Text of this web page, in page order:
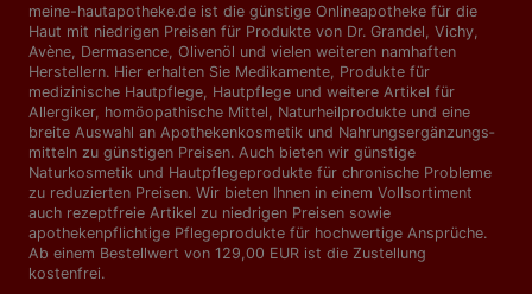
meine-hautapotheke.de ist die günstige Onlineapotheke für die
Haut mit niedrigen Preisen für Produkte von Dr. Grandel, Vichy,
Avène, Dermasence, Olivenöl und vielen weiteren namhaften
Herstellern. Hier erhalten Sie Medikamente, Produkte für
medizinische Hautpflege, Hautpflege und weitere Artikel für
Allergiker, homöopathische Mittel, Naturheilprodukte und eine
breite Auswahl an Apothekenkosmetik und Nahrungs­ergänzungs­
mitteln zu günstigen Preisen. Auch bieten wir günstige
Naturkosmetik und Hautpflegeprodukte für chronische Probleme
zu reduzierten Preisen. Wir bieten Ihnen in einem Vollsortiment
auch rezeptfreie Artikel zu niedrigen Preisen sowie
apothekenpflichtige Pflegeprodukte für hochwertige Ansprüche.
Ab einem Bestellwert von 129,00 EUR ist die Zustellung
kostenfrei.